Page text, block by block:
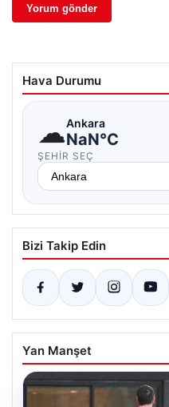
Hava Durumu
☁Ankara
NaN°C
ŞEHIR SEÇ
Bizi Takip Edin
Yan Manşet